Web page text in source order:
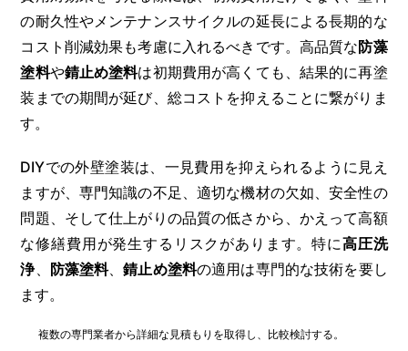
の耐久性やメンテナンスサイクルの延長による長期的な
コスト削減効果も考慮に入れるべきです。高品質な防藻
塗料や錆止め塗料は初期費用が高くても、結果的に再塗
装までの期間が延び、総コストを抑えることに繋がりま
す。
DIYでの外壁塗装は、一見費用を抑えられるように見え
ますが、専門知識の不足、適切な機材の欠如、安全性の
問題、そして仕上がりの品質の低さから、かえって高額
な修繕費用が発生するリスクがあります。特に高圧洗
浄、 防藻塗料、錆止め塗料の適用は専門的な技術を要し
ます。
複数の専門業者から詳細な見積もりを取得し、比較検討する。